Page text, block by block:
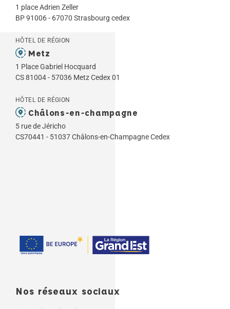
Nos réseaux sociaux
1 place Adrien Zeller
BP 91006 - 67070 Strasbourg cedex
HÔTEL DE RÉGION
Metz
1 Place Gabriel Hocquard
CS 81004 - 57036 Metz Cedex 01
HÔTEL DE RÉGION
Châlons-en-champagne
5 rue de Jéricho
CS70441 - 51037 Châlons-en-Champagne Cedex